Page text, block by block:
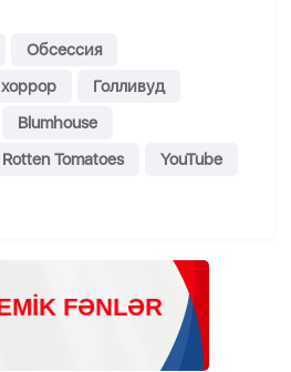
Обсессия
хоррор
Голливуд
Blumhouse
Rotten Tomatoes
YouTube